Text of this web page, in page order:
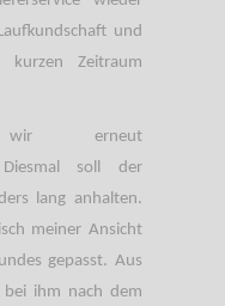
und
Zeitraum
wir erneut
Diesmal soll der
lang anhalten.
meiner Ansicht
gepasst. Aus
bei ihm nach dem